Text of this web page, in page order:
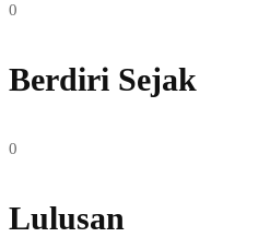
0
Berdiri Sejak
0
Lulusan